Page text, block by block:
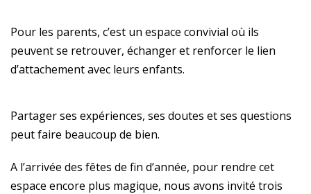
Pour les parents, c’est un espace convivial où ils
peuvent se retrouver, échanger et renforcer le lien
d’attachement avec leurs enfants.
Partager ses expériences, ses doutes et ses questions
peut faire beaucoup de bien.
A l’arrivée des fêtes de fin d’année, pour rendre cet
espace encore plus magique, nous avons invité trois